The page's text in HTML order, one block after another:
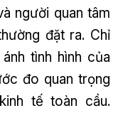
người quan tâm
đặt ra. Chỉ
tình hình của
đo quan trọng
tế toàn cầu.